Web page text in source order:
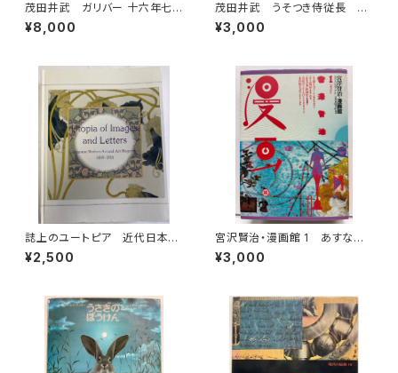
茂田井武 ガリバー 十六年七
か月の旅 筒井敬介 大雅堂
世界少年文学選集 昭和23年
¥8,000
茂田井武 うそつき侍従長 上
下巻 市川三郎 昭和29年
桃園書房刊
¥3,000
誌上のユートピア 近代日本の
絵画と美術雑誌1889-1915
神奈川県立近代美術館(編) 美
¥2,500
宮沢賢治・漫画館 1 あすなひ
ろし 水木しげる 永島慎二 スズ
キコージ たむらしげる 1985
¥3,000